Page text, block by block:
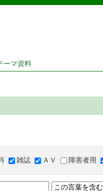
館 蔵書検索・予約システム
ーマ資料
雑誌 ＡＶ 障害者用